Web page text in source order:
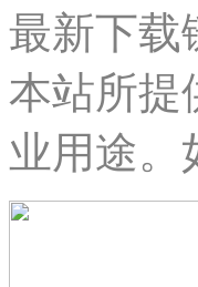
最新下载
本站所提
业用途。